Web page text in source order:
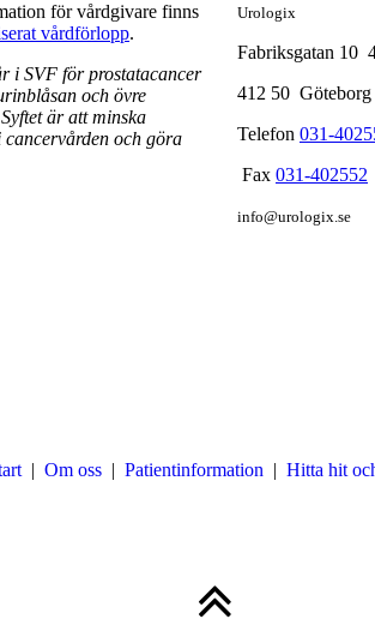
för vårdgivare finns
vårdförlopp.
i SVF för prostatacancer
och övre
Syftet är att minska
och göra
Urologix
Fabriksgatan
412 50
Telefon 031-
Fax 031-402552
info@urologix.se
| Om oss| Patientinformation | Hitta hit